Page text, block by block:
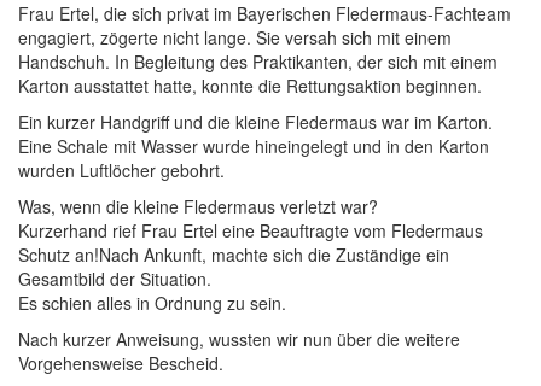
Frau Ertel, die sich privat im Bayerischen Fledermaus-Fachteam
engagiert, zögerte nicht lange. Sie versah sich mit einem
Handschuh. In Begleitung des Praktikanten, der sich mit einem
Karton ausstattet hatte, konnte die Rettungsaktion beginnen.
Ein kurzer Handgriff und die kleine Fledermaus war im Karton.
Eine Schale mit Wasser wurde hineingelegt und in den Karton
wurden Luftlöcher gebohrt.
Was, wenn die kleine Fledermaus verletzt war?
Kurzerhand rief Frau Ertel eine Beauftragte vom Fledermaus
Schutz an!Nach Ankunft, machte sich die Zuständige ein
Gesamtbild der Situation.
Es schien alles in Ordnung zu sein.
Nach kurzer Anweisung, wussten wir nun über die weitere
Vorgehensweise Bescheid.